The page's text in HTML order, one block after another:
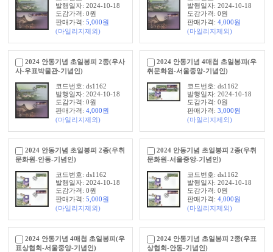
발행일자: 2024-10-18
도감가격: 0원
판매가격: 5,000원
(마일리지제외)
발행일자: 2024-10-18
도감가격: 0원
판매가격: 4,000원
(마일리지제외)
2024 안동기념 초일봉피 2종(우사
사-우표박물관-기념인)
코드번호: ds1162
발행일자: 2024-10-18
도감가격: 0원
판매가격: 4,000원
(마일리지제외)
2024 안동기념 4매첩 초일봉피(우
취문화원-서울중앙-기념인)
코드번호: ds1162
발행일자: 2024-10-18
도감가격: 0원
판매가격: 3,000원
(마일리지제외)
2024 안동기념 초일봉피 2종(우취
문화원-안동-기념인)
코드번호: ds1162
발행일자: 2024-10-18
도감가격: 0원
판매가격: 5,000원
(마일리지제외)
2024 안동기념 초일봉피 2종(우취
문화원-서울중앙-기념인)
코드번호: ds1162
발행일자: 2024-10-18
도감가격: 0원
판매가격: 4,000원
(마일리지제외)
2024 안동기념 4매첩 초일봉피(우
표상협회-서울중앙-기념인)
2024 안동기념 초일봉피 2종(우표
상협회-안동-기념인)